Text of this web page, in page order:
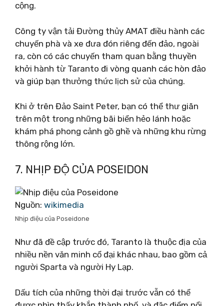
cộng.
Công ty vận tải Đường thủy AMAT điều hành các
chuyến phà và xe đưa đón riêng đến đảo, ngoài
ra, còn có các chuyến tham quan bằng thuyền
khởi hành từ Taranto đi vòng quanh các hòn đảo
và giúp bạn thưởng thức lịch sử của chúng.
Khi ở trên Đảo Saint Peter, bạn có thể thư giãn
trên một trong những bãi biển hẻo lánh hoặc
khám phá phong cảnh gồ ghề và những khu rừng
thông rộng lớn.
7. NHỊP ĐỘ CỦA POSEIDON
Nguồn: wikimedia
Nhịp điệu của Poseidone
Như đã đề cập trước đó, Taranto là thuộc địa của
nhiều nền văn minh cổ đại khác nhau, bao gồm cả
người Sparta và người Hy Lạp.
Dấu tích của những thời đại trước vẫn có thể